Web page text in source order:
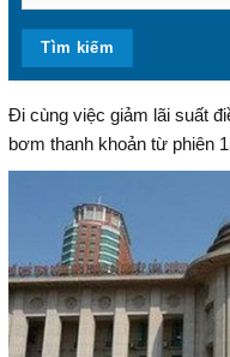
Đi cùng việc giảm lãi suất
bơm thanh khoản từ phiên